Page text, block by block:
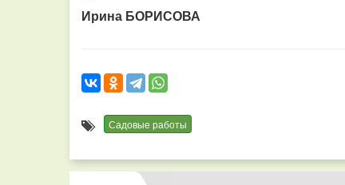
Ирина БОРИСОВА
Садовые работы